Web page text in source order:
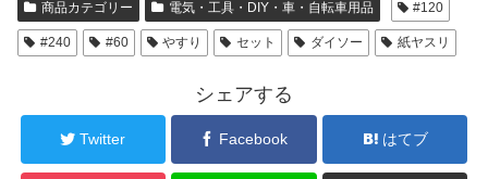
商品カテゴリー 電気・工具・DIY・車・自転車用品 #120
#240 #60 やすり セット ダイソー 紙ヤスリ
シェアする
Twitter Facebook はてブ